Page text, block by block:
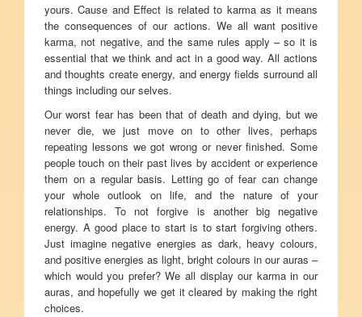
yours. Cause and Effect is related to karma as it means
the consequences of our actions. We all want positive
karma, not negative, and the same rules apply – so it is
essential that we think and act in a good way. All actions
and thoughts create energy, and energy fields surround all
things including our selves.
Our worst fear has been that of death and dying, but we
never die, we just move on to other lives, perhaps
repeating lessons we got wrong or never finished. Some
people touch on their past lives by accident or experience
them on a regular basis. Letting go of fear can change
your whole outlook on life, and the nature of your
relationships. To not forgive is another big negative
energy. A good place to start is to start forgiving others.
Just imagine negative energies as dark, heavy colours,
and positive energies as light, bright colours in our auras –
which would you prefer? We all display our karma in our
auras, and hopefully we get it cleared by making the right
choices.